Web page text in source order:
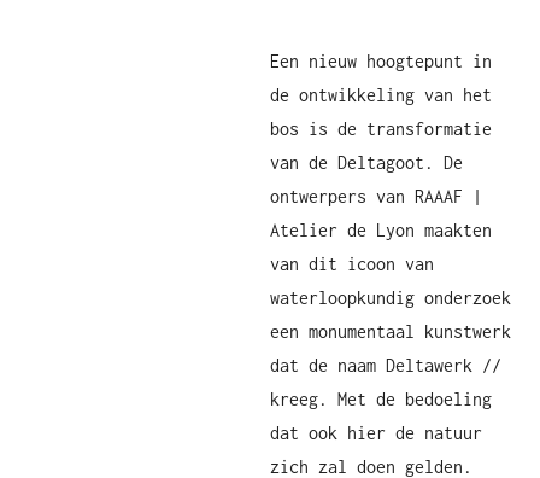
Een nieuw hoogtepunt in
de ontwikkeling van het
bos is de transformatie
van de Deltagoot. De
ontwerpers van RAAAF |
Atelier de Lyon maakten
van dit icoon van
waterloopkundig onderzoek
een monumentaal kunstwerk
dat de naam Deltawerk //
kreeg. Met de bedoeling
dat ook hier de natuur
zich zal doen gelden.